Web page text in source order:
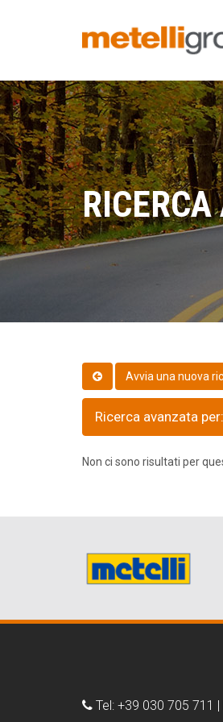
Ricerca avanzata
Non ci sono risultati per
Tel: +39 030 705 711